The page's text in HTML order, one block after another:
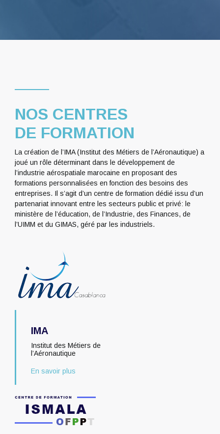
NOS CENTRES
DE FORMATION
La création de l’IMA (Institut des Métiers de l’Aéronautique) a
joué un rôle déterminant dans le développement de
l’industrie aérospatiale marocaine en proposant des
formations personnalisées en fonction des besoins des
entreprises. Il s’agit d’un centre de formation dédié issu d’un
partenariat innovant entre les secteurs public et privé: le
ministère de l’éducation, de l’Industrie, des Finances, de
l’UIMM et du GIMAS, géré par les industriels.
IMA
Institut des Métiers de
l’Aéronautique
En savoir plus